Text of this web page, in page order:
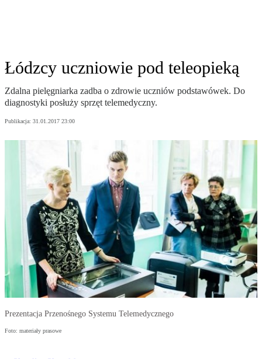
Łódzcy uczniowie pod teleopieką
Zdalna pielęgniarka zadba o zdrowie uczniów podstawówek. Do
diagnostyki posłuży sprzęt telemedyczny.
Publikacja: 31.01.2017 23:00
Prezentacja Przenośnego Systemu Telemedycznego
Foto: materiały prasowe